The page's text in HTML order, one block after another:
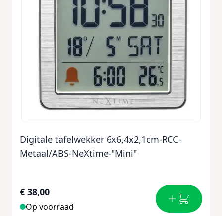
Digitale tafelwekker 6x6,4x2,1cm-RCC-
Metaal/ABS-NeXtime-"Mini"
€ 38,00
Op voorraad